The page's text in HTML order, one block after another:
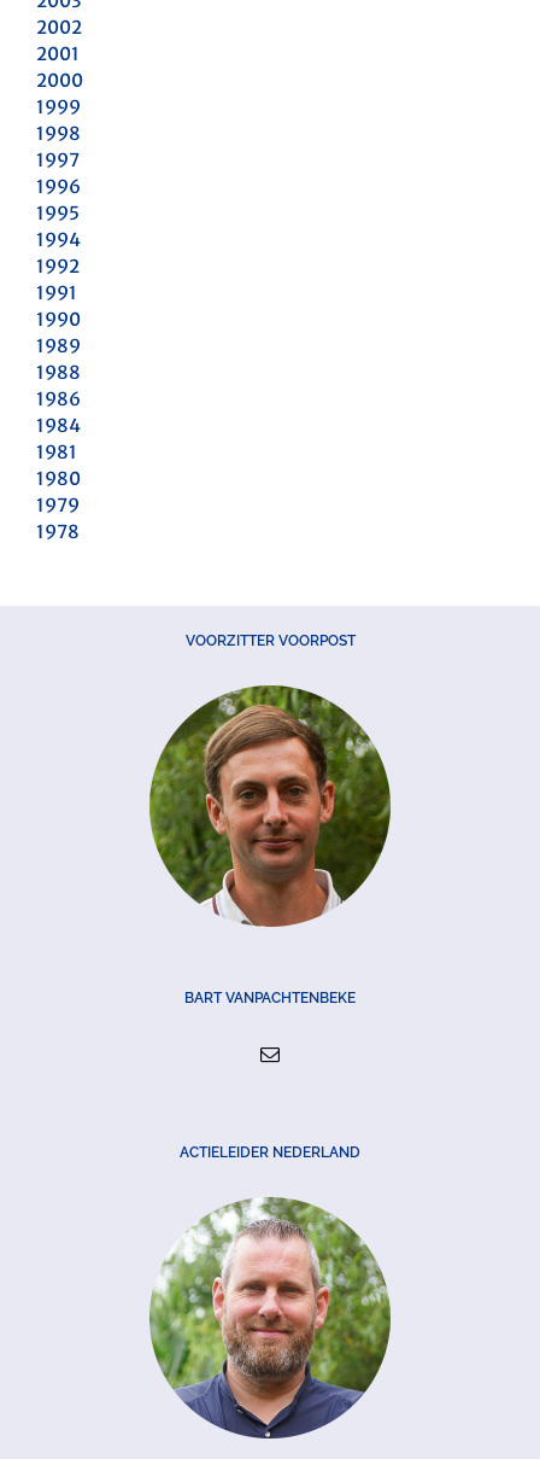
2002
2001
2000
1999
1998
1997
1996
1995
1994
1992
1991
1990
1989
1988
1986
1984
1981
1980
1979
1978
VOORZITTER VOORPOST
BART VANPACHTENBEKE
ACTIELEIDER NEDERLAND